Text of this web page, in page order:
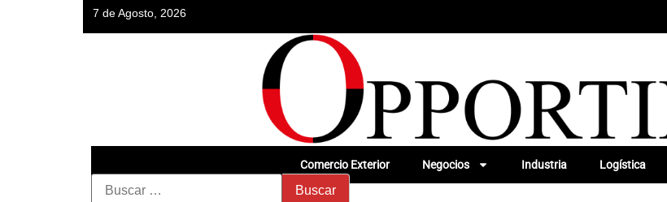
7 de Agosto, 2026
Comercio Exterior Negocios Industria Logística